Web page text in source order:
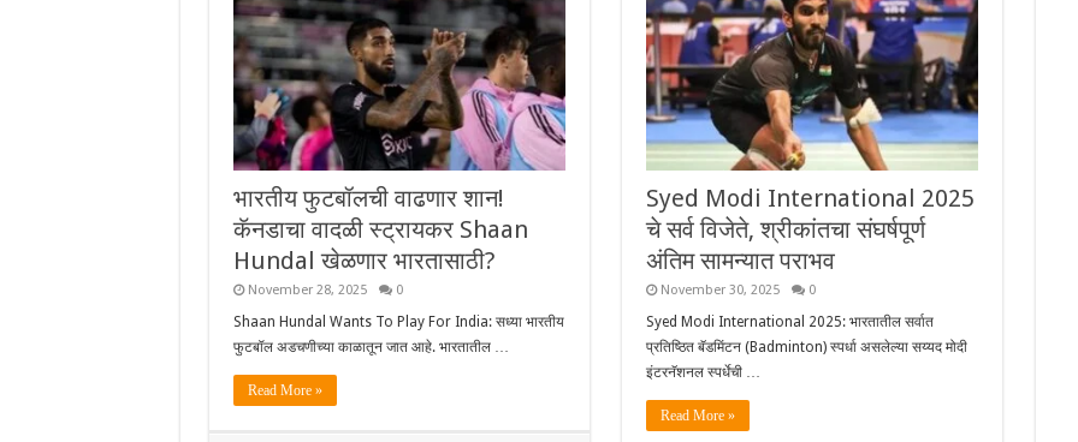
भारतीय फुटबॉलची वाढणार शान!
कॅनडाचा वादळी स्ट्रायकर Shaan
Hundal खेळणार भारतासाठी?
November 28, 2025 0
Shaan Hundal Wants To Play For India: सध्या भारतीय
फुटबॉल अडचणीच्या काळातून जात आहे. भारतातील …
Read More »
Syed Modi International 2025
चे सर्व विजेते, श्रीकांतचा संघर्षपूर्ण
अंतिम सामन्यात पराभव
November 30, 2025 0
Syed Modi International 2025: भारतातील सर्वात
प्रतिष्ठित बॅडमिंटन (Badminton) स्पर्धा असलेल्या सय्यद मोदी
इंटरनॅशनल स्पर्धेची …
Read More »